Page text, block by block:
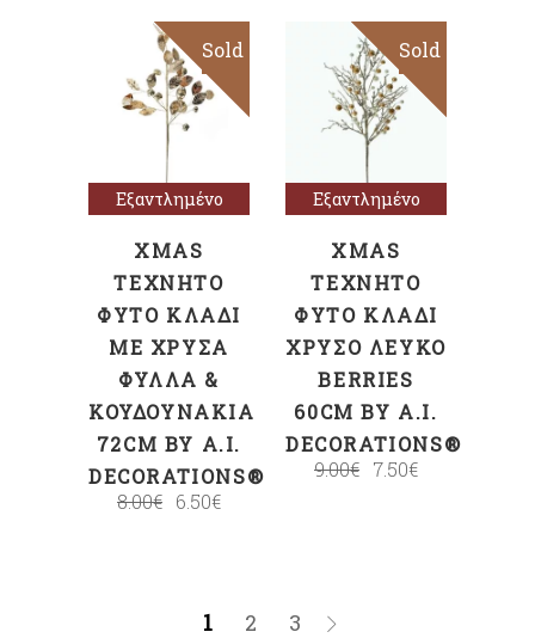
Sale
Εξαντλημένο
Sold
Διαβάστε
περισσότερα
XMAS
ΤΕΧΝΗΤΌ
ΦΥΤΌ ΚΛΑΔΊ
ΜΕ ΧΡΥΣΆ
ΦΎΛΛΑ &
ΚΟΥΔΟΥΝΆΚΙΑ
72CM BY A.I.
DECORATIONS®
8.00€ 6.50€
Sale
Εξαντλημένο
Sold
Διαβάστε
περισσότερα
XMAS
ΤΕΧΝΗΤΌ
ΦΥΤΌ ΚΛΑΔΊ
ΧΡΥΣΌ ΛΕΥΚΌ
BERRIES
60CM BY A.I.
DECORATIONS®
9.00€ 7.50€
1 2 3